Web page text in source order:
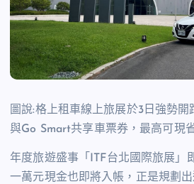
圖說:格上租車線上旅展於3日強勢
與Go Smart共享車票券，最高可現
年度旅遊盛事「 ITF台北國際旅展」
一萬元現金也即將入帳，正是規劃